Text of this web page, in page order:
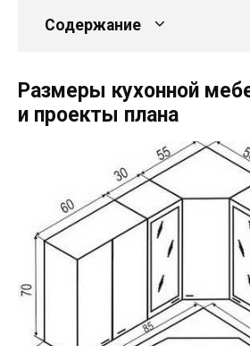
Содержание
Размеры кухонной
и проекты плана